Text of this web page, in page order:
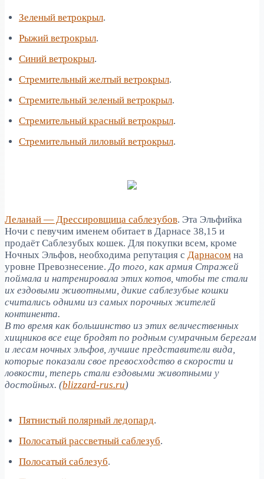
Зеленый ветрокрыл.
Рыжий ветрокрыл.
Синий ветрокрыл.
Стремительный желтый ветрокрыл.
Стремительный зеленый ветрокрыл.
Стремительный красный ветрокрыл.
Стремительный лиловый ветрокрыл.
Леланай — Дрессировщица саблезубов. Эта Эльфийка
Ночи с певучим именем обитает в Дарнасе 38,15 и
продаёт Саблезубых кошек. Для покупки всем, кроме
Ночных Эльфов, необходима репутация с Дарнасом на
уровне Превознесение. До того, как армия Стражей
поймала и натренировала этих котов, чтобы те стали
их ездовыми животными, дикие саблезубые кошки
считались одними из самых порочных жителей
континента.
В то время как большинство из этих величественных
хищников все еще бродят по родным сумрачным берегам
и лесам ночных эльфов, лучшие представители вида,
которые показали свое превосходство в скорости и
ловкости, теперь стали ездовыми животными у
достойных. (blizzard-rus.ru)
Пятнистый полярный ледопард.
Полосатый рассветный саблезуб.
Полосатый саблезуб.